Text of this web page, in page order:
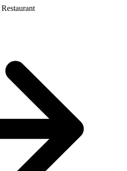
Restaurant